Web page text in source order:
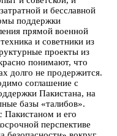
и бесславной
поддержки
прямой военной
и советники из
проекты из
понимают, что
долго не продержится.
соглашение с
Пакистана, на
базы «талибов».
Пакистаном и его
перспективе